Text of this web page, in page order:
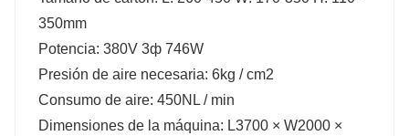
350mm
Potencia: 380V 3ф 746W
Presión de aire necesaria: 6kg / cm2
Consumo de aire: 450NL / min
Dimensiones de la máquina: L3700 × W2000 ×